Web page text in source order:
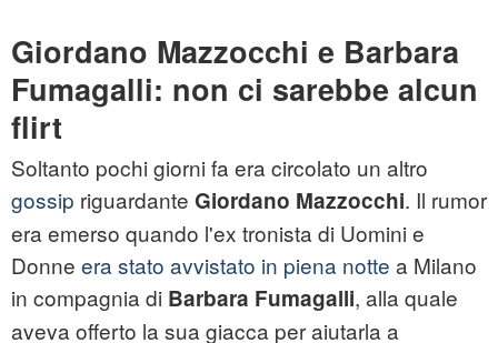
Giordano Mazzocchi e Barbara
Fumagalli: non ci sarebbe alcun
flirt
Soltanto pochi giorni fa era circolato un altro
gossip riguardante Giordano Mazzocchi. Il rumor
era emerso quando l'ex tronista di Uomini e
Donne era stato avvistato in piena notte a Milano
in compagnia di Barbara Fumagalli, alla quale
aveva offerto la sua giacca per aiutarla a